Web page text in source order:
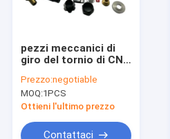
Giro della fabbrica
Notizia
Richiedi un preventivo
pezzi meccanici di
giro del tornio di CNC
CNC di 0.01-0.005mm
Prezzo:negotiable
MOQ:1PCS
Ottieni l'ultimo prezzo
Contattaci